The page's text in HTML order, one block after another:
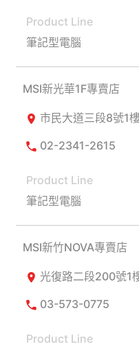
筆記型電腦
MSI新光華1F專賣店
市民大道三段8號1
02-2341-2615
筆記型電腦
MSI新竹NOVA專賣店
光復路二段200號1
03-573-0775